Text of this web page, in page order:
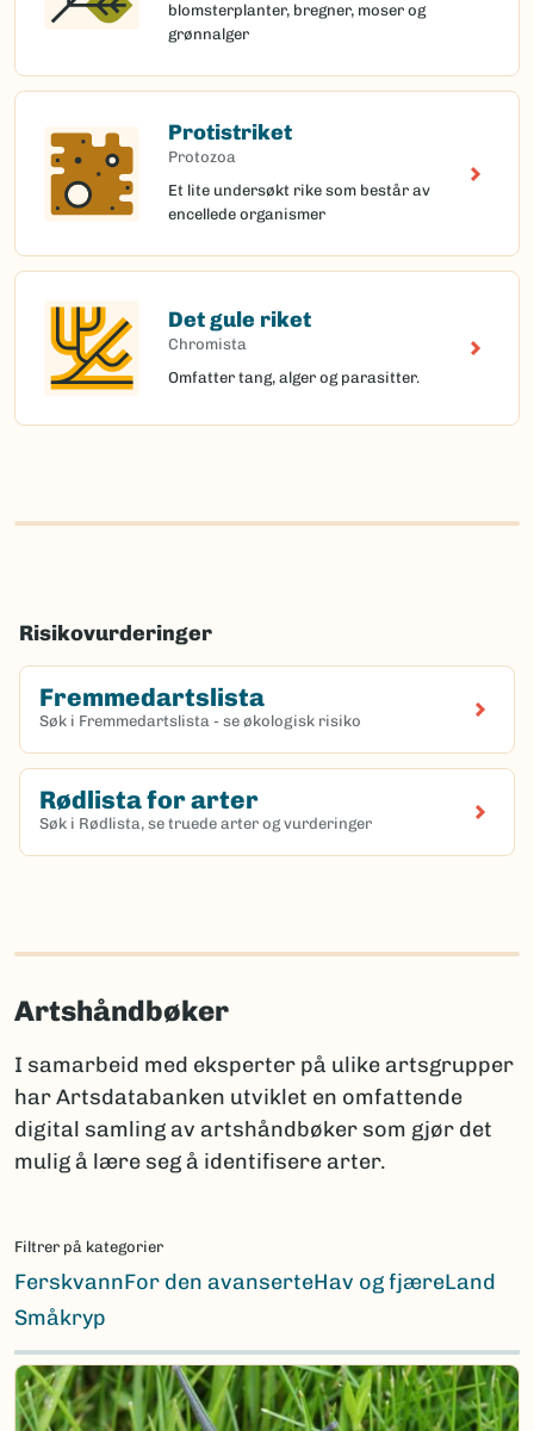
blomsterplanter, bregner, moser og
grønnalger
Protistriket
Protozoa
Et lite undersøkt rike som består av
encellede organismer
Det gule riket
Chromista
Omfatter tang, alger og parasitter.
Risikovurderinger
Fremmedartslista
Søk i Fremmedartslista - se økologisk risiko
Rødlista for arter
Søk i Rødlista, se truede arter og vurderinger
Artshåndbøker
I samarbeid med eksperter på ulike artsgrupper
har Artsdatabanken utviklet en omfattende
digital samling av artshåndbøker som gjør det
mulig å lære seg å identifisere arter.
Filtrer på kategorier
FerskvannFor den avanserteHav og fjæreLand
Småkryp